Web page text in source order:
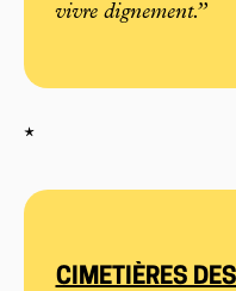
vivre dignement.”
*
CIMETIÈRES